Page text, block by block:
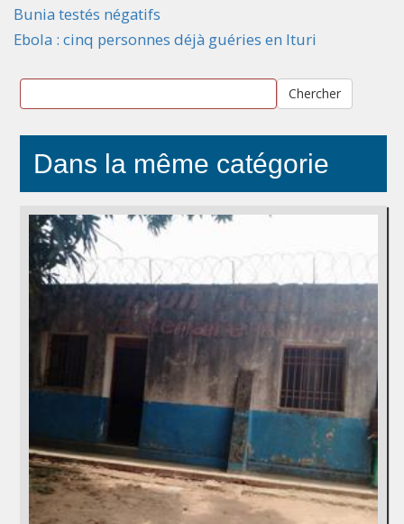
Bunia testés négatifs
Ebola : cinq personnes déjà guéries en Ituri
Chercher
Dans la même catégorie